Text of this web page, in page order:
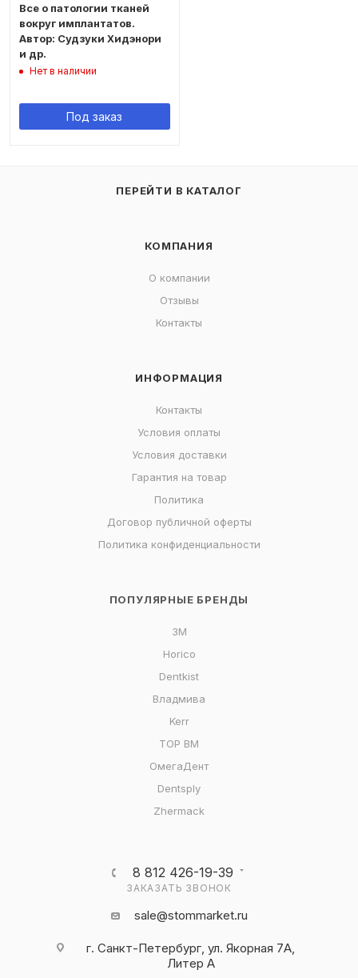
Все о патологии тканей
вокруг имплантатов.
Автор: Судзуки Хидэнори
и др.
Нет в наличии
Под заказ
ПЕРЕЙТИ В КАТАЛОГ
КОМПАНИЯ
О компании
Отзывы
Контакты
ИНФОРМАЦИЯ
Контакты
Условия оплаты
Условия доставки
Гарантия на товар
Политика
Договор публичной оферты
Политика конфиденциальности
ПОПУЛЯРНЫЕ БРЕНДЫ
3M
Horico
Dentkist
Владмива
Kerr
ТОР ВМ
ОмегаДент
Dentsply
Zhermack
8 812 426-19-39
ЗАКАЗАТЬ ЗВОНОК
sale@stommarket.ru
г. Cанкт-Петербург, ул. Якорная 7А,
Литер А